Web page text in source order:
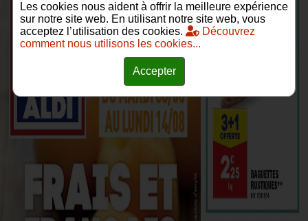
Les cookies nous aident à offrir la meilleure expérience
sur notre site web. En utilisant notre site web, vous
acceptez l’utilisation des cookies.
Découvrez
comment nous utilisons les cookies...
Accepter